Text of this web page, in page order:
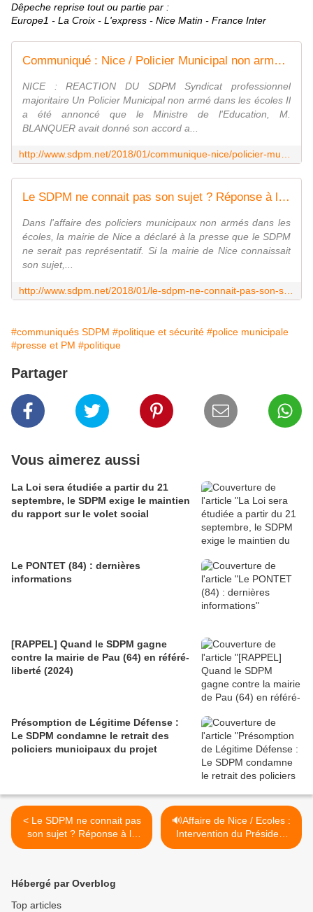
Dêpeche reprise tout ou partie par :
Europe1 - La Croix - L'express - Nice Matin - France Inter
Communiqué : Nice / Policier Municipal non armé dans les écoles - Réaction du SDPM - Syndicat de la Police Municipale N°1 : SDPM / National
NICE : REACTION DU SDPM Syndicat professionnel
majoritaire Un Policier Municipal non armé dans les écoles Il
a été annoncé que le Ministre de l'Education, M.
BLANQUER avait donné son accord a...
Le SDPM ne connait pas son sujet ? Réponse à la mairie de Nice ! - Syndicat de la Police Municipale N°1 : SDPM / National
Dans l'affaire des policiers municipaux non armés dans les
écoles, la mairie de Nice a déclaré à la presse que le SDPM
ne serait pas représentatif. Si la mairie de Nice connaissait
son sujet,...
#communiqués SDPM #politique et sécurité #police municipale
#presse et PM #politique
Partager
Vous aimerez aussi
La Loi sera étudiée a partir du 21
septembre, le SDPM exige le maintien
du rapport sur le volet social
Le PONTET (84) : dernières
informations
[RAPPEL] Quand le SDPM gagne
contre la mairie de Pau (64) en référé-
liberté (2024)
Présomption de Légitime Défense :
Le SDPM condamne le retrait des
policiers municipaux du projet
< Le SDPM ne connait pas
son sujet ? Réponse à la
mairie de Nice !
🔊Affaire de Nice / Ecoles :
Intervention du Président
du SDPM sur RMC - Radio
Hébergé par Overblog
Top articles